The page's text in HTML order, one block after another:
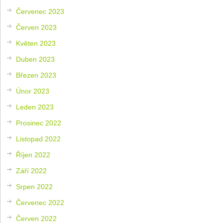
Červenec 2023
Červen 2023
Květen 2023
Duben 2023
Březen 2023
Únor 2023
Leden 2023
Prosinec 2022
Listopad 2022
Říjen 2022
Září 2022
Srpen 2022
Červenec 2022
Červen 2022